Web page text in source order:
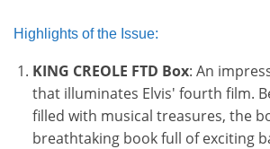
Highlights of the Issue:
KING CREOLE FTD Box: An
that illuminates Elvis' fourth film.
filled with musical treasures, the
breathtaking book full of exciting